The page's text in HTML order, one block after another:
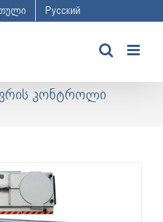
Русский
კონტროლი